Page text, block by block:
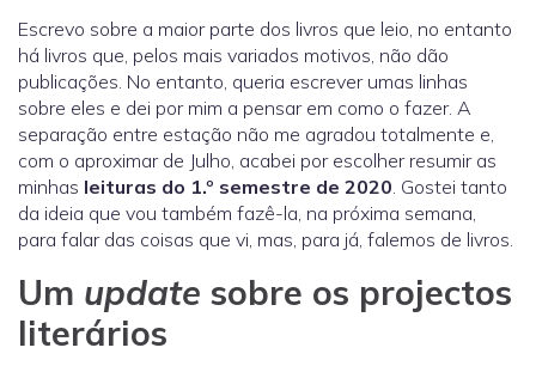
Escrevo sobre a maior parte dos livros que leio, no entanto
há livros que, pelos mais variados motivos, não dão
publicações. No entanto, queria escrever umas linhas
sobre eles e dei por mim a pensar em como o fazer. A
separação entre estação não me agradou totalmente e,
com o aproximar de Julho, acabei por escolher resumir as
minhas leituras do 1.º semestre de 2020. Gostei tanto
da ideia que vou também fazê-la, na próxima semana,
para falar das coisas que vi, mas, para já, falemos de livros.
Um update sobre os projectos
literários